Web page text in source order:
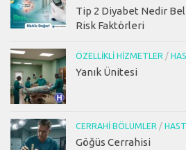
Tip 2 Diyabet Nedir
Risk Faktörleri
ÖZELLIKLI HIZMETLER /
Yanık Ünitesi
CERRAHI BÖLÜMLER /
Göğüs Cerrahisi